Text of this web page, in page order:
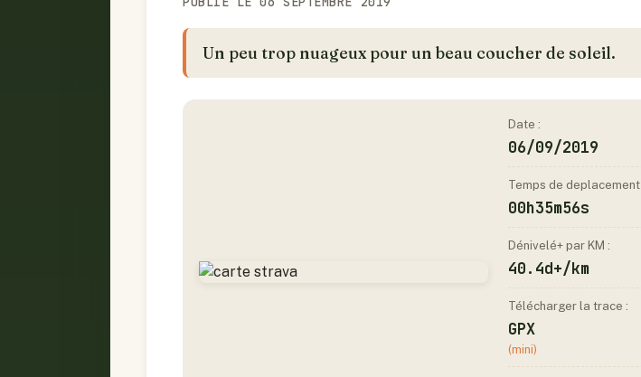
Un peu trop nuageux pour un beau coucher de soleil.
Date :
06/09/2019
Temps de deplacement
00h35m56s
Dénivelé+ par KM :
40.4d+/km
Télécharger la trace :
GPX
(mini)